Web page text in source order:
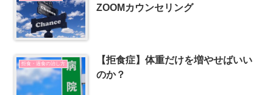
ZOOMカウンセリング
拒食・過食の治し方
【拒食症】体重だけを増やせばいい
のか？